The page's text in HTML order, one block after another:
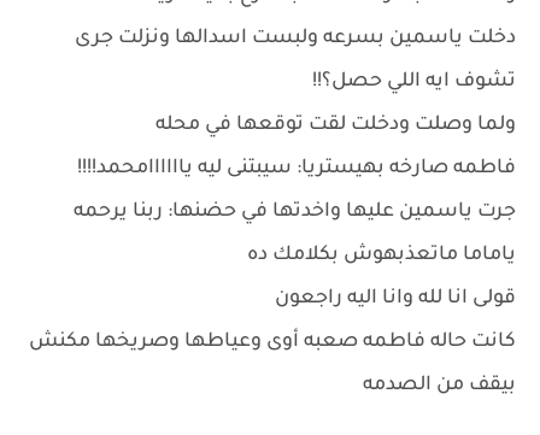
دخلت ياسمين بسرعه ولبست اسدالها ونزلت جرى
تشوف ايه اللي حصل؟!!
ولما وصلت ودخلت لقت توقعها في محله
فاطمه صارخه بهيستريا: سيبتنى ليه ياااااامحمد!!!!
جرت ياسمين عليها واخدتها في حضنها: ربنا يرحمه
ياماما ماتعذبهوش بكلامك ده
قولى انا لله وانا اليه راجعون
كانت حاله فاطمه صعبه أوى وعياطها وصريخها مكنش
بيقف من الصدمه